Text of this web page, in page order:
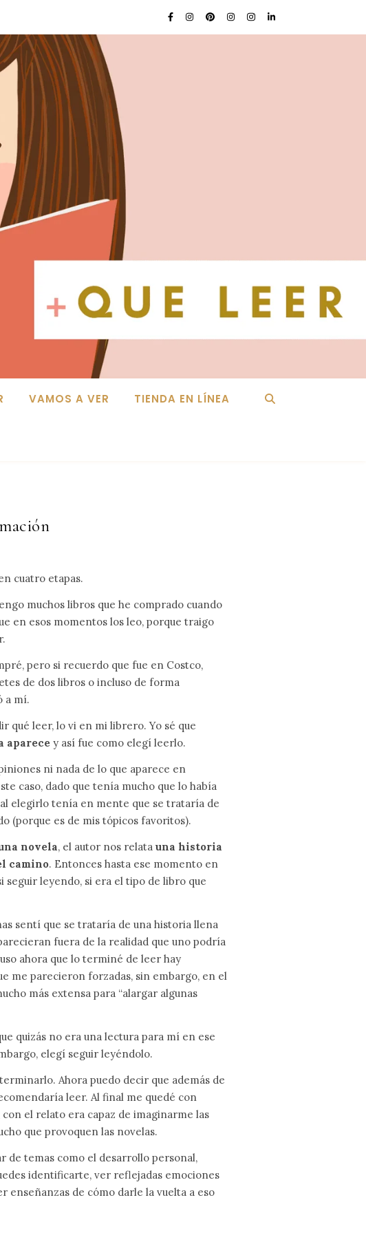
VAMOS A VER TIENDA EN LÍNEA
cuatro etapas.
muchos libros que he comprado cuando
en esos momentos los leo, porque traigo
pero si recuerdo que fue en Costco,
de dos libros o incluso de forma
a mí.
qué leer, lo vi en mi librero. Yo sé que
aparece y así fue como elegí leerlo.
ni nada de lo que aparece en
caso, dado que tenía mucho que lo había
elegirlo tenía en mente que se trataría de
(porque es de mis tópicos favoritos).
novela, el autor nos relata una historia
camino. Entonces hasta ese momento en
seguir leyendo, si era el tipo de libro que
sentí que se trataría de una historia llena
fuera de la realidad que uno podría
ahora que lo terminé de leer hay
me parecieron forzadas, sin embargo, en el
más extensa para “alargar algunas
quizás no era una lectura para mí en ese
elegí seguir leyéndolo.
Ahora puedo decir que además de
leer. Al final me quedé con
el relato era capaz de imaginarme las
que provoquen las novelas.
de temas como el desarrollo personal,
identificarte, ver reflejadas emociones
enseñanzas de cómo darle la vuelta a eso